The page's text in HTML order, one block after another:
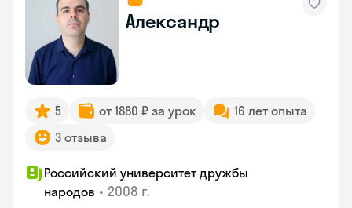
Александр
5 от 1880 ₽ за урок
16 лет опыта
3 отзыва
Российский университет дружбы
народов • 2008 г.